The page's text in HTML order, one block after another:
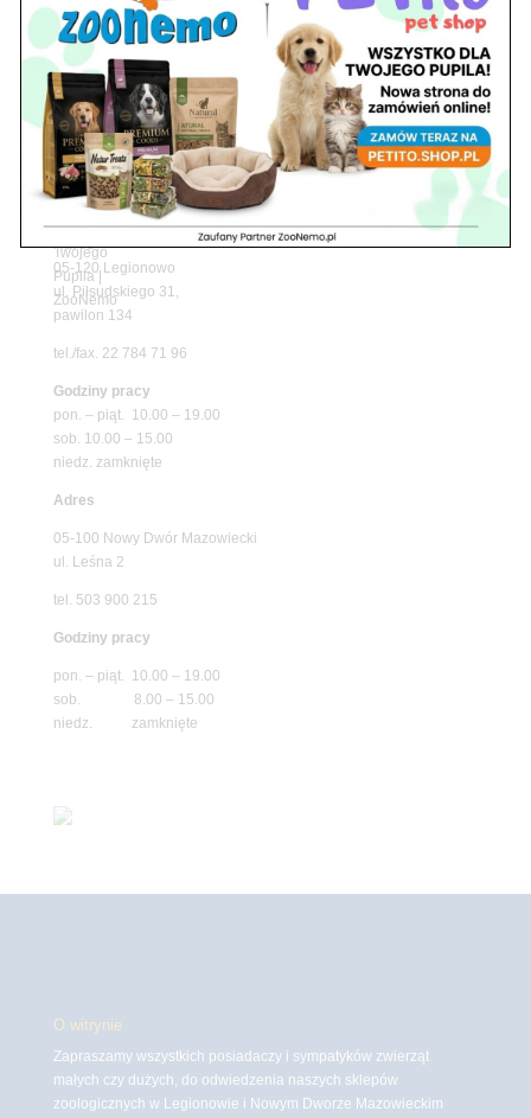
Promocje
z matami chłodzącymi ZooNemo
Z Życia Sklepu
Petito Pet Shop – Internetowy Sklep Zoologiczny
Online! Wszystko Dla Twojego Pupila | ZooNemo
Znajdź nas
Adres
05-120 Legionowo
ul. Piłsudskiego 31,
pawilon 134
tel./fax. 22 784 71 96
Godziny pracy
pon. – piąt. 10.00 – 19.00
sob. 10.00 – 15.00
niedz. zamknięte
Adres
05-100 Nowy Dwór Mazowiecki
ul. Leśna 2
tel. 503 900 215
Godziny pracy
pon. – piąt. 10.00 – 19.00
sob. 8.00 – 15.00
niedz. zamknięte
O witrynie
Zapraszamy wszystkich posiadaczy i sympatyków zwierząt
małych czy dużych, do odwiedzenia naszych sklepów
zoologicznych w Legionowie i Nowym Dworze Mazowieckim